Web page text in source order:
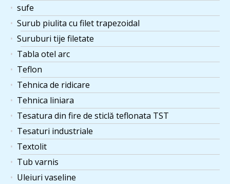
sufe
Surub piulita cu filet trapezoidal
Suruburi tije filetate
Tabla otel arc
Teflon
Tehnica de ridicare
Tehnica liniara
Tesatura din fire de sticlă teflonata TST
Tesaturi industriale
Textolit
Tub varnis
Uleiuri vaseline